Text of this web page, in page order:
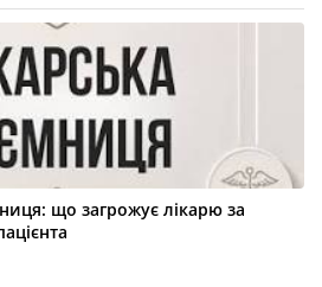
що загрожує лікарю за